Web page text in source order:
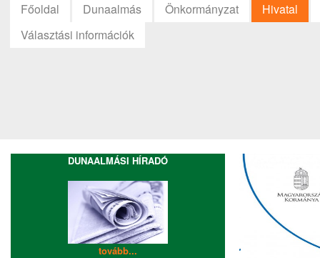
Főoldal Dunaalmás Önkormányzat
Hivatal
Választási információk
DUNAALMÁSI HÍRADÓ
tovább...